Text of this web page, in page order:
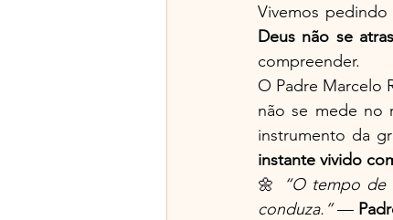
Vivemos
Deus não se
compreender.
O Padre Marcelo
não se mede no
instrumento da
instante vivido
🌼
“O tempo
conduza.” —